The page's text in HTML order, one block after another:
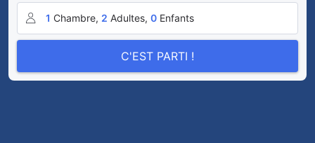
1 Chambre, 2 Adultes, 0 Enfants
C'EST PARTI !